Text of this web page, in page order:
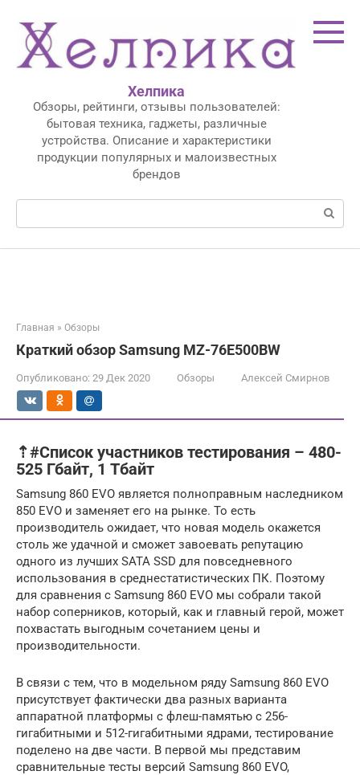
контенту
Хелпика
Обзоры, рейтинги, отзывы пользователей:
бытовая техника, гаджеты, различные
устройства. Описание и характеристики
продукции популярных и малоизвестных
брендов
Поиск:
Главная » Обзоры
Краткий обзор Samsung MZ-76E500BW
Опубликовано: 29 Дек 2020 Обзоры Алексей Смирнов
⇡#Список участников тестирования – 480-
525 Гбайт, 1 Тбайт
Samsung 860 EVO является полноправным наследником
850 EVO и заменяет его на рынке. То есть
производитель ожидает, что новая модель окажется
столь же удачной и сможет завоевать репутацию
одного из лучших SATA SSD для повседневного
использования в среднестатистических ПК. Поэтому
для сравнения с Samsung 860 EVO мы собрали такой
набор соперников, который, как и главный герой, может
похвастать выгодным сочетанием цены и
производительности.
В связи с тем, что в модельном ряду Samsung 860 EVO
присутствует фактически два разных варианта
аппаратной платформы с флеш-памятью с 256-
гигабитными и 512-гигабитными ядрами, тестирование
поделено на две части. В первой мы представим
сравнительные тесты версий Samsung 860 EVO,